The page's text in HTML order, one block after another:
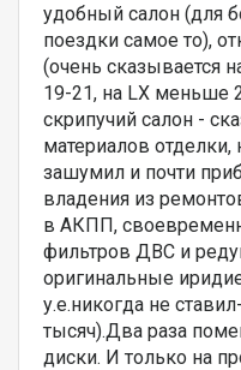
удобный салон (для
поездки самое то),
(очень сказывается
19-21, на LX меньше
скрипучий салон -
материалов
зашумил и почти
владения из
в АКПП,
фильтров ДВС и
оригинальные
у.е.никогда не
тысяч).Два раза
диски. И только на